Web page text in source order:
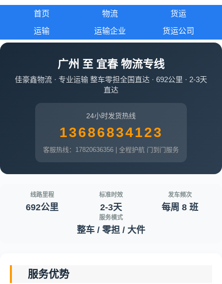
首页 物流 货运
运输 运输企业 货运公司
广州 至 宜春 物流专线
佳豪鑫物流 · 专业运输 整车零担全国直达 · 692公里 · 2-3天
直达
24小时发货热线
13686834123
客服热线：17820636356 | 全程护航 门到门服务
线路里程
692公里
标准时效
2-3天
发车频次
每周 8 班
服务模式
整车 / 零担 / 大件
服务优势